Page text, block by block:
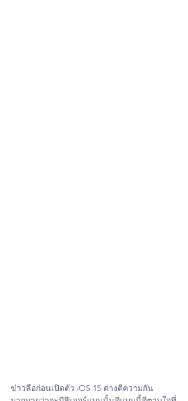
ข่าวลือก่อนเปิดตัว iOS 15 ต่างตีความกัน